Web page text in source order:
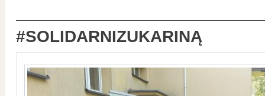
#SOLIDARNIZUKARINĄ